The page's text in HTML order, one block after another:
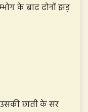
के बाद दोनों झड़
छाती के सर